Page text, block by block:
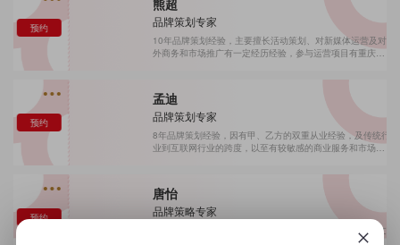
品牌策划专家
10年品牌策划经验，主要擅长活动策划、对新媒体运营及对
外商务和市场推广有一定经历经验，参与运营项目有重庆马
庆双晒——江北区书记晒文旅活动等，服务过包括有重庆旅
投、国美电器、佳得乐、红牛、长安汽车、奇瑞汽车、融创
品牌策划专家
8年品牌策划经验，因有甲、乙方的双重从业经验，及传统行
业到互联网行业的跨度，以至有较敏感的商业服务和市场品
品牌策略专家 预约